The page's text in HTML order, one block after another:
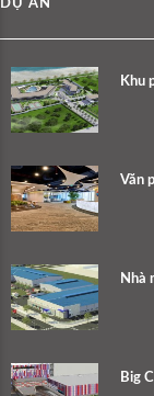
DỰ ÁN
Khu
Văn
Nhà
Big